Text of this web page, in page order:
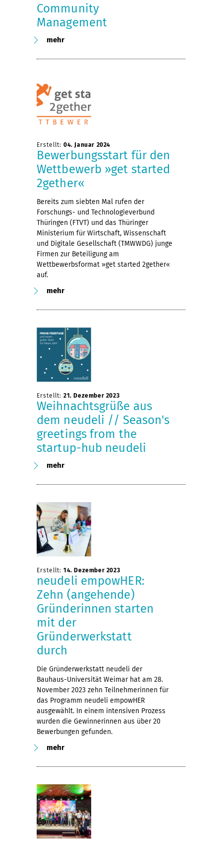
Community
Management
mehr
Erstellt: 04. Januar 2024
Bewerbungsstart für den
Wettbewerb »get started
2gether«
Bereits zum siebten Mal rufen der
Forschungs- und Technologieverbund
Thüringen (FTVT) und das Thüringer
Ministerium für Wirtschaft, Wissenschaft
und Digitale Gesellschaft (TMWWDG) junge
Firmen zur Beteiligung am
Wettbewerbsformat »get started 2gether«
auf.
mehr
Erstellt: 21. Dezember 2023
Weihnachtsgrüße aus
dem neudeli // Season's
greetings from the
startup-hub neudeli
mehr
Erstellt: 14. Dezember 2023
neudeli empowHER:
Zehn (angehende)
Gründerinnen starten
mit der
Gründerwerkstatt
durch
Die Gründerwerkstatt neudeli der
Bauhaus-Universität Weimar hat am 28.
November 2023 zehn Teilnehmerinnen für
das Programm neudeli empowHER
ausgewählt. In einem intensiven Prozess
wurden die Gewinnerinnen aus über 20
Bewerbungen gefunden.
mehr